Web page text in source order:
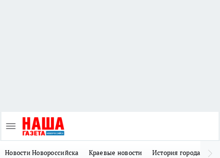
Новости Новороссийска Краевые новости История города Н